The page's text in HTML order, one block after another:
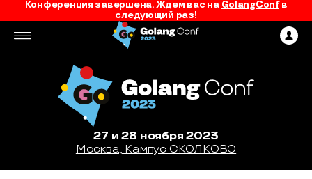
Конференция завершена. Ждем вас на GolangConfв
следующий раз!
27 и 28 ноября 2023
Москва, Кампус СКОЛКОВО